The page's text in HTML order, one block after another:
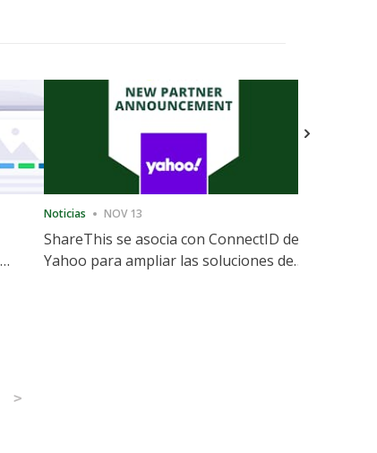
Noticias NOV 13
ShareThis se asocia con ConnectID de
Yahoo para ampliar las soluciones de
>